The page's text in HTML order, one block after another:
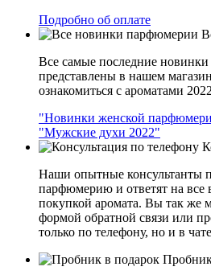
Подробно об оплате
Все самые последние
представлены в нашем
ознакомиться с ароматами
"Новинки женской
"Мужские духи 2022"
Наши опытные консультанты
парфюмерию и ответят на все
покупкой аромата. Вы так же
формой обратной связи или
только по телефону, но и в